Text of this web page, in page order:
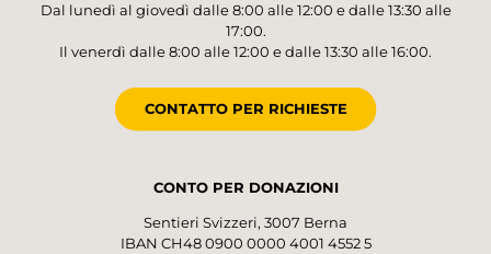
Dal lunedì al giovedì dalle 8:00 alle 12:00 e dalle 13:30 alle
17:00.
Il venerdì dalle 8:00 alle 12:00 e dalle 13:30 alle 16:00.
CONTATTO PER RICHIESTE
CONTO PER DONAZIONI
Sentieri Svizzeri, 3007 Berna
IBAN CH48 0900 0000 4001 4552 5